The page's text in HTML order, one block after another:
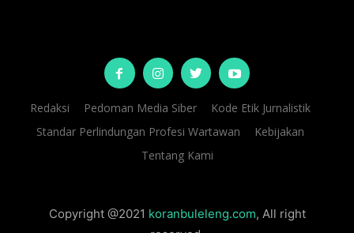
Redaksi Pedoman Media Siber
Kode Etik Jurnalistik
Standar Perlindungan Profesi Wartawan
Kebijakan
Tentang Kami
Copyright @2021 koranbuleleng.com, All right